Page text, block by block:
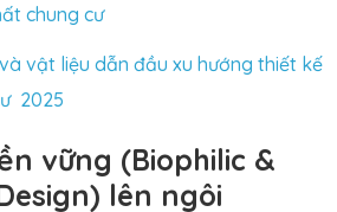
chung cư
vật liệu dẫn đầu xu hướng thiết kế
2025
vững (Biophilic &
lên ngôi